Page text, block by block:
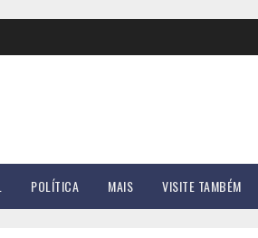
POLÍTICA MAIS VISITE TAMBÉM